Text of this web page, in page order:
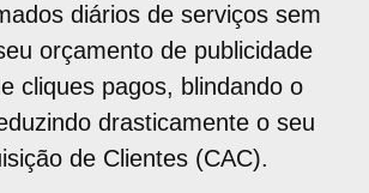
diários de serviços sem
orçamento de publicidade
cliques pagos, blindando o
drasticamente o seu
de Clientes (CAC).